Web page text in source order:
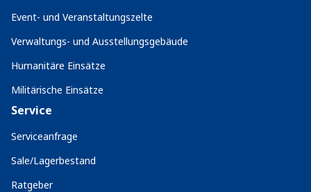
Event- und Veranstaltungszelte
Verwaltungs- und Ausstellungsgebäude
Humanitäre Einsätze
Militärische Einsätze
Service
Serviceanfrage
Sale/Lagerbestand
Ratgeber